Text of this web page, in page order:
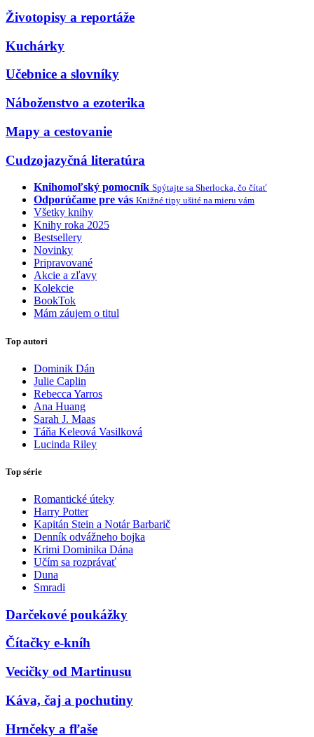
Životopisy a reportáže
Kuchárky
Učebnice a slovníky
Náboženstvo a ezoterika
Mapy a cestovanie
Cudzojazyčná literatúra
Knihomoľský pomocník Spýtajte sa Sherlocka, čo čítať
Odporúčame pre vás Knižné tipy ušité na mieru vám
Všetky knihy
Knihy roka 2025
Bestsellery
Novinky
Pripravované
Akcie a zľavy
Kolekcie
BookTok
Mám záujem o titul
Top autori
Dominik Dán
Julie Caplin
Rebecca Yarros
Ana Huang
Sarah J. Maas
Táňa Keleová Vasilková
Lucinda Riley
Top série
Romantické úteky
Harry Potter
Kapitán Stein a Notár Barbarič
Denník odvážneho bojka
Krimi Dominika Dána
Učím sa rozprávať
Duna
Smradi
Darčekové poukážky
Čítačky e-kníh
Vecičky od Martinusu
Káva, čaj a pochutiny
Hrnčeky a fľaše